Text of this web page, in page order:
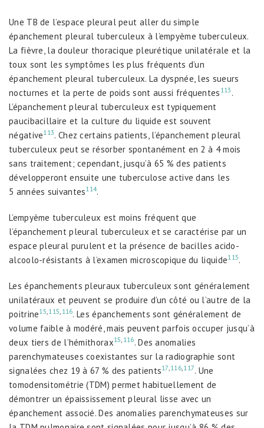
Une TB de l’espace pleural peut aller du simple
épanchement pleural tuberculeux à l’empyème tuberculeux.
La fièvre, la douleur thoracique pleurétique unilatérale et la
toux sont les symptômes les plus fréquents d’un
épanchement pleural tuberculeux. La dyspnée, les sueurs
nocturnes et la perte de poids sont aussi fréquentes 113 .
L’épanchement pleural tuberculeux est typiquement
paucibacillaire et la culture du liquide est souvent
négative113. Chez certains patients, l’épanchement pleural
tuberculeux peut se résorber spontanément en 2 à 4 mois
sans traitement; cependant, jusqu’à 65 % des patients
développeront ensuite une tuberculose active dans les
5 années suivantes114.
L’empyème tuberculeux est moins fréquent que
l’épanchement pleural tuberculeux et se caractérise par un
espace pleural purulent et la présence de bacilles acido-
alcoolo-résistants à l’examen microscopique du liquide115.
Les épanchements pleuraux tuberculeux sont généralement
unilatéraux et peuvent se produire d’un côté ou l’autre de la
poitrine15,115, 116. Les épanchements sont généralement de
volume faible à modéré, mais peuvent parfois occuper jusqu’à
deux tiers de l’hémithorax15, 116. Des anomalies
parenchymateuses coexistantes sur la radiographie sont
signalées chez 19 à 67 % des patients17,116,117. Une
tomodensitométrie (TDM) permet habituellement de
démontrer un épaississement pleural lisse avec un
épanchement associé. Des anomalies parenchymateuses sur